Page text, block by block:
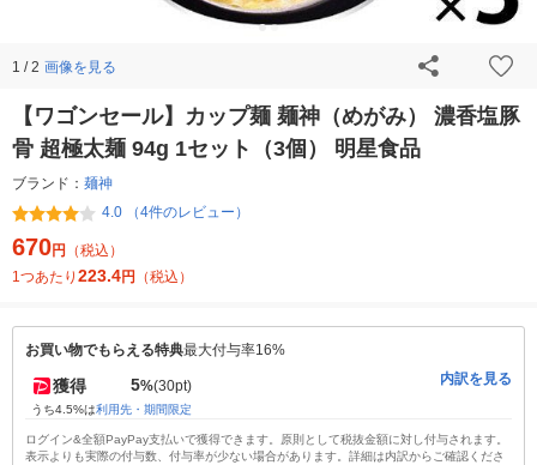
1 / 2 画像を見る
【ワゴンセール】カップ麺 麺神（めがみ） 濃香塩豚
骨 超極太麺 94g 1セット（3個） 明星食品
ブランド： 麺神
4.0 （4件のレビュー）
670円
（税込）
1つあたり 223.4円 （税込）
お買い物でもらえる特典最大付与率16%
獲得 5%(30pt)
うち4.5%は利用先・期間限定
内訳を見る
ログイン&全額PayPay支払いで獲得できます。原則として税抜金額に対し付与されます。
表示よりも実際の付与数、付与率が少ない場合があります。詳細は内訳からご確認くださ